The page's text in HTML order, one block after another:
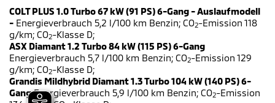
COLT PLUS 1.0 Turbo 67 kW (91 PS) 6-Gang - Auslaufmodell
- Energieverbrauch 5,2 l/100 km Benzin; CO2-Emission 118
g/km; CO2-Klasse D;
ASX Diamant 1.2 Turbo 84 kW (115 PS) 6-Gang
Energieverbrauch 5,7 l/100 km Benzin; CO2-Emission 129
g/km; CO2-Klasse D;
Grandis Mildhybrid Diamant 1.3 Turbo 104 kW (140 PS) 6-
GangEnergieverbrauch 5,9 l/100 km Benzin; CO2-Emission